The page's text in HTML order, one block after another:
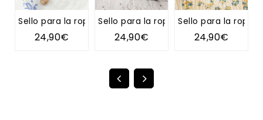
Sello para la ropa TIPI
24,90€
Sello para la ropa DIENTE DE LEÓN
24,90€
Sello para la ropa
24,90€